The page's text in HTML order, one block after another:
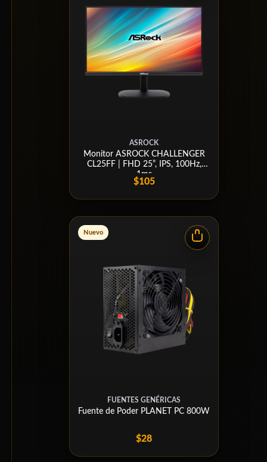
ASROCK
Monitor ASROCK CHALLENGER
CL25FF | FHD 25”, IPS, 100Hz,
1ms
$105
Nuevo
FUENTES GENÉRICAS
Fuente de Poder PLANET PC 800W
$28